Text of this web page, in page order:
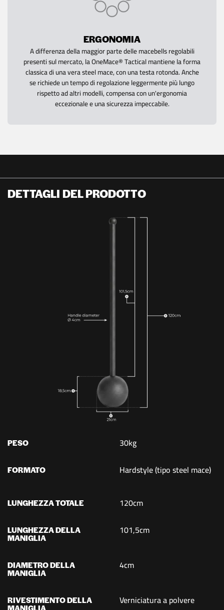
ERGONOMIA
A differenza della maggior parte delle macebells regolabili
presenti sul mercato, la OneMace® Tactical mantiene la forma
classica di una vera steel mace, con una testa rotonda. Anche
se richiede un tempo di regolazione leggermente più lungo
rispetto ad altri modelli, compensa con un'ergonomia
eccezionale e una sicurezza impeccabile.
DETTAGLI DEL PRODOTTO
PESO 30kg
FORMATO Hardstyle (tipo steel mace)
LUNGHEZZA TOTALE 120cm
LUNGHEZZA DELLA
MANIGLIA
101,5cm
DIAMETRO DELLA
MANIGLIA
4cm
RIVESTIMENTO DELLA Verniciatura a polvere